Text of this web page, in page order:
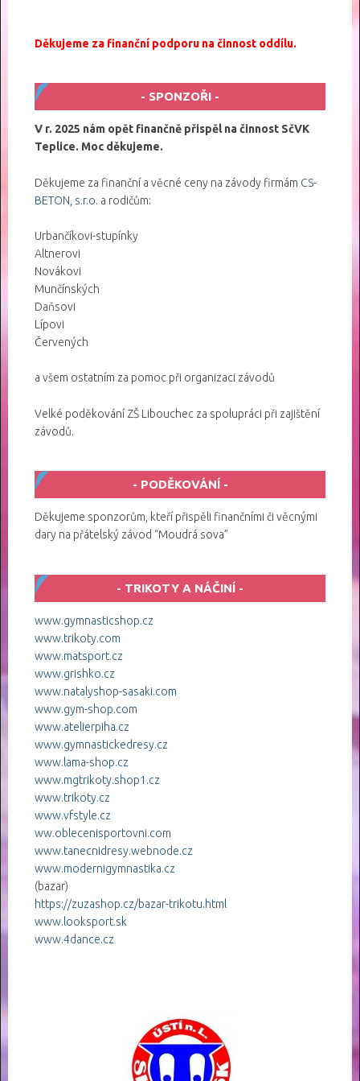
Děkujeme za finanční podporu na činnost oddílu.
SPONZOŘI
V r. 2025 nám opět finančně přispěl na činnost SčVK
Teplice. Moc děkujeme.
Děkujeme za finanční a věcné ceny na závody firmám CS-
BETON, s.r.o. a rodičům:
Urbančíkovi-stupínky
Altnerovi
Novákovi
Munčínských
Daňsovi
Lípovi
Červených
a všem ostatním za pomoc při organizaci závodů
Velké poděkování ZŠ Libouchec za spolupráci při zajištění
závodů.
PODĚKOVÁNÍ
Děkujeme sponzorům, kteří přispěli finančními či věcnými
dary na přátelský závod “Moudrá sova”
TRIKOTY A NÁČINÍ
www.gymnasticshop.cz
www.trikoty.com
www.matsport.cz
www.grishko.cz
www.natalyshop-sasaki.com
www.gym-shop.com
www.atelierpiha.cz
www.gymnastickedresy.cz
www.lama-shop.cz
www.mgtrikoty.shop1.cz
www.trikoty.cz
www.vfstyle.cz
ww.oblecenisportovni.com
www.tanecnidresy.webnode.cz
www.modernigymnastika.cz
(bazar)
https://zuzashop.cz/bazar-trikotu.html
www.looksport.sk
www.4dance.cz